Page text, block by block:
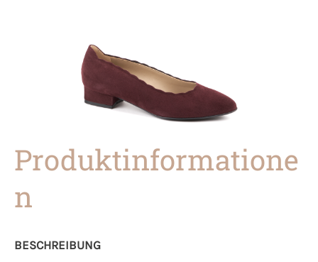
Produktinformatione
n
BESCHREIBUNG